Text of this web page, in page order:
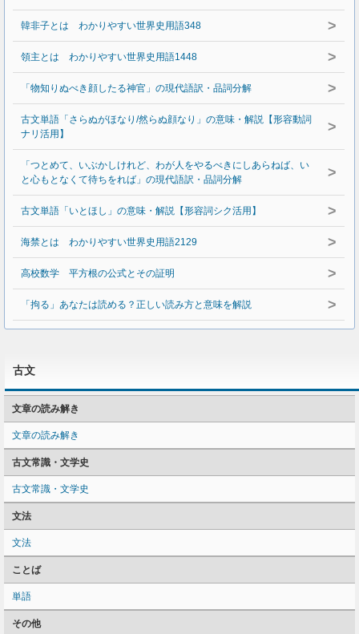
韓非子とは わかりやすい世界史用語348 >
領主とは わかりやすい世界史用語1448 >
「物知りぬべき顔したる神官」の現代語訳・品詞分解 >
古文単語「さらぬがほなり/然らぬ顔なり」の意味・解説【形容動詞
ナリ活用】
>
「つとめて、いぶかしけれど、わが人をやるべきにしあらねば、い
と心もとなくて待ちをれば」の現代語訳・品詞分解
>
古文単語「いとほし」の意味・解説【形容詞シク活用】 >
海禁とは わかりやすい世界史用語2129 >
高校数学 平方根の公式とその証明 >
「拘る」あなたは読める？正しい読み方と意味を解説 >
古文
文章の読み解き
文章の読み解き
古文常識・文学史
古文常識・文学史
文法
文法
ことば
単語
その他